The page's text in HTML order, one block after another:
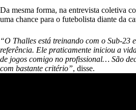
Da mesma forma, na entrevista coletiva
uma chance para o futebolista diante da
“O Thalles está treinando com o Sub-23
referência. Ele praticamente iniciou a
de jogos comigo no profissional… São
com bastante critério”, disse.